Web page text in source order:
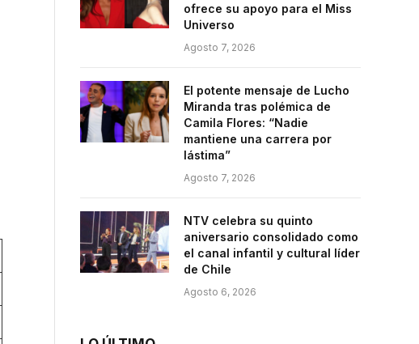
ofrece su apoyo para el Miss
Universo
Agosto 7, 2026
El potente mensaje de Lucho
Miranda tras polémica de
Camila Flores: “Nadie
mantiene una carrera por
lástima”
Agosto 7, 2026
NTV celebra su quinto
aniversario consolidado como
el canal infantil y cultural líder
de Chile
Agosto 6, 2026